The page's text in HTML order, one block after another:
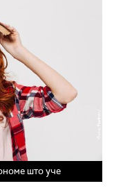
што уче